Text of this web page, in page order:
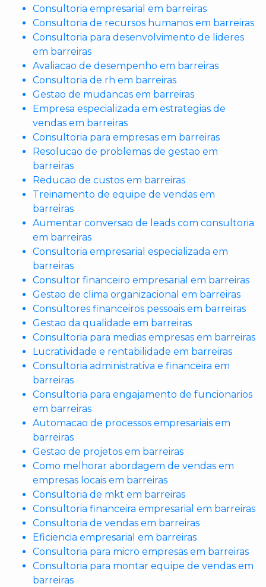
Consultoria empresarial em barreiras
Consultoria de recursos humanos em barreiras
Consultoria para desenvolvimento de lideres
em barreiras
Avaliacao de desempenho em barreiras
Consultoria de rh em barreiras
Gestao de mudancas em barreiras
Empresa especializada em estrategias de
vendas em barreiras
Consultoria para empresas em barreiras
Resolucao de problemas de gestao em
barreiras
Reducao de custos em barreiras
Treinamento de equipe de vendas em
barreiras
Aumentar conversao de leads com consultoria
em barreiras
Consultoria empresarial especializada em
barreiras
Consultor financeiro empresarial em barreiras
Gestao de clima organizacional em barreiras
Consultores financeiros pessoais em barreiras
Gestao da qualidade em barreiras
Consultoria para medias empresas em barreiras
Lucratividade e rentabilidade em barreiras
Consultoria administrativa e financeira em
barreiras
Consultoria para engajamento de funcionarios
em barreiras
Automacao de processos empresariais em
barreiras
Gestao de projetos em barreiras
Como melhorar abordagem de vendas em
empresas locais em barreiras
Consultoria de mkt em barreiras
Consultoria financeira empresarial em barreiras
Consultoria de vendas em barreiras
Eficiencia empresarial em barreiras
Consultoria para micro empresas em barreiras
Consultoria para montar equipe de vendas em
barreiras